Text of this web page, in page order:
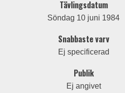
Tävlingsdatum
Söndag 10 juni 1984
Snabbaste varv
Ej specificerad
Publik
Ej angivet